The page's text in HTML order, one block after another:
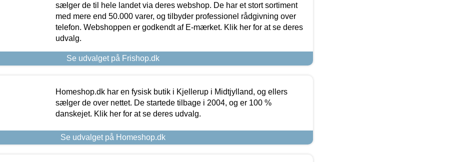
sælger de til hele landet via deres webshop. De har et stort sortiment
med mere end 50.000 varer, og tilbyder professionel rådgivning over
telefon. Webshoppen er godkendt af E-mærket. Klik her for at se deres
udvalg.
Se udvalget på Frishop.dk
Homeshop.dk har en fysisk butik i Kjellerup i Midtjylland, og ellers
sælger de over nettet. De startede tilbage i 2004, og er 100 %
danskejet. Klik her for at se deres udvalg.
Se udvalget på Homeshop.dk